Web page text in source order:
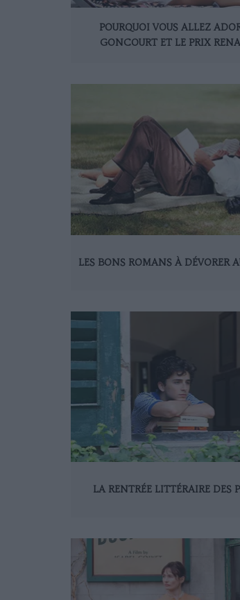
POURQUOI VOUS ALLEZ
GONCOURT ET LE PRIX
LES BONS ROMANS À DÉVORER
LA RENTRÉE LITTÉRAIRE DES